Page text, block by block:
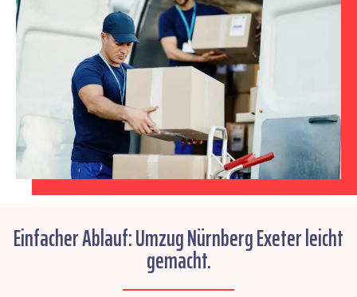
Einfacher Ablauf: Umzug Nürnberg Exeter leicht
gemacht.